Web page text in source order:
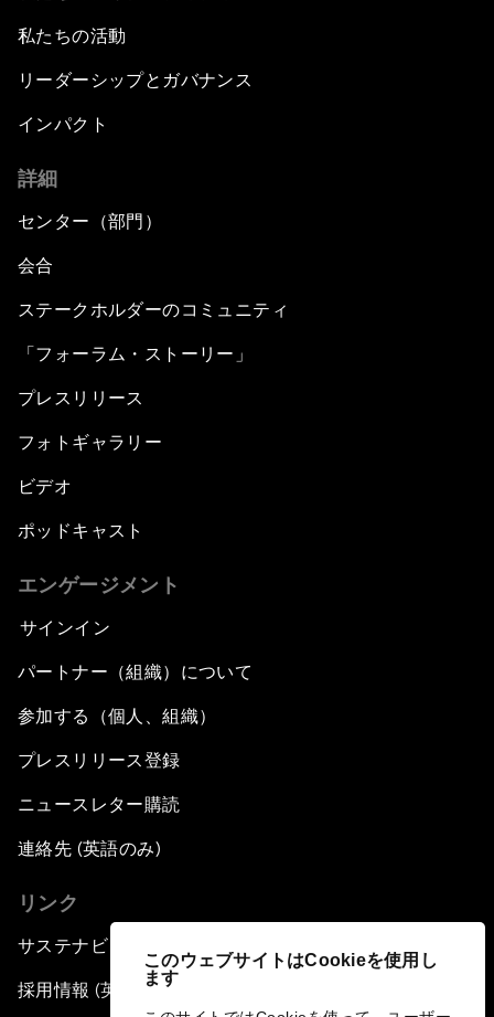
このウェブサイトはCookieを使用し
ます
私たちの活動
リーダーシップとガバナンス
インパクト
詳細
センター（部門）
会合
ステークホルダーのコミュニティ
「フォーラム・ストーリー」
プレスリリース
フォトギャラリー
ビデオ
ポッドキャスト
エンゲージメント
サインイン
パートナー（組織）について
参加する（個人、組織）
プレスリリース登録
ニュースレター購読
連絡先 (英語のみ)
リンク
サステナビリティへの取り組み
採用情報 (英語のみ)